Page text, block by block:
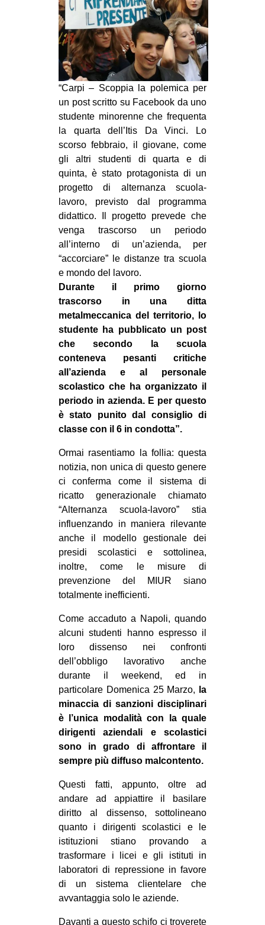
REPRESSIONE
STUDENTI
CULTURE
ARTE
CINEMA
MANIFESTI
MUSICA
RECENSIONI
INTERNAZIONALE
AFRICA
ESTREMO ORIENTE
EUROPA
MEDIO ORIENTE
MONDO
EVENTI
in
bsky
ms
“Carpi – Scoppia la polemica per
un post scritto su Facebook da uno
studente minorenne che frequenta
la quarta dell’Itis Da Vinci. Lo
scorso febbraio, il giovane, come
gli altri studenti di quarta e di
quinta, è stato protagonista di un
progetto di alternanza scuola-
lavoro, previsto dal programma
didattico. Il progetto prevede che
venga trascorso un periodo
all’interno di un’azienda, per
“accorciare” le distanze tra scuola
e mondo del lavoro.
Durante il primo giorno
trascorso in una ditta
metalmeccanica del territorio, lo
studente ha pubblicato un post
che secondo la scuola
conteneva pesanti critiche
all’azienda e al personale
scolastico che ha organizzato il
periodo in azienda. E per questo
è stato punito dal consiglio di
classe con il 6 in condotta”.
Ormai rasentiamo la follia: questa
notizia, non unica di questo genere
ci conferma come il sistema di
ricatto generazionale chiamato
“Alternanza scuola-lavoro” stia
influenzando in maniera rilevante
anche il modello gestionale dei
presidi scolastici e sottolinea,
inoltre, come le misure di
prevenzione del MIUR siano
totalmente inefficienti.
Come accaduto a Napoli, quando
alcuni studenti hanno espresso il
loro dissenso nei confronti
dell’obbligo lavorativo anche
durante il weekend, ed in
particolare Domenica 25 Marzo,
la
minaccia di sanzioni disciplinari
è l’unica modalità con la quale
dirigenti aziendali e scolastici
sono in grado di affrontare il
sempre più diffuso malcontento.
Questi fatti, appunto, oltre ad
andare ad appiattire il basilare
diritto al dissenso, sottolineano
quanto i dirigenti scolastici e le
istituzioni stiano provando a
trasformare i licei e gli istituti in
laboratori di repressione in favore
di un sistema clientelare che
avvantaggia solo le aziende.
Davanti a questo schifo ci troverete